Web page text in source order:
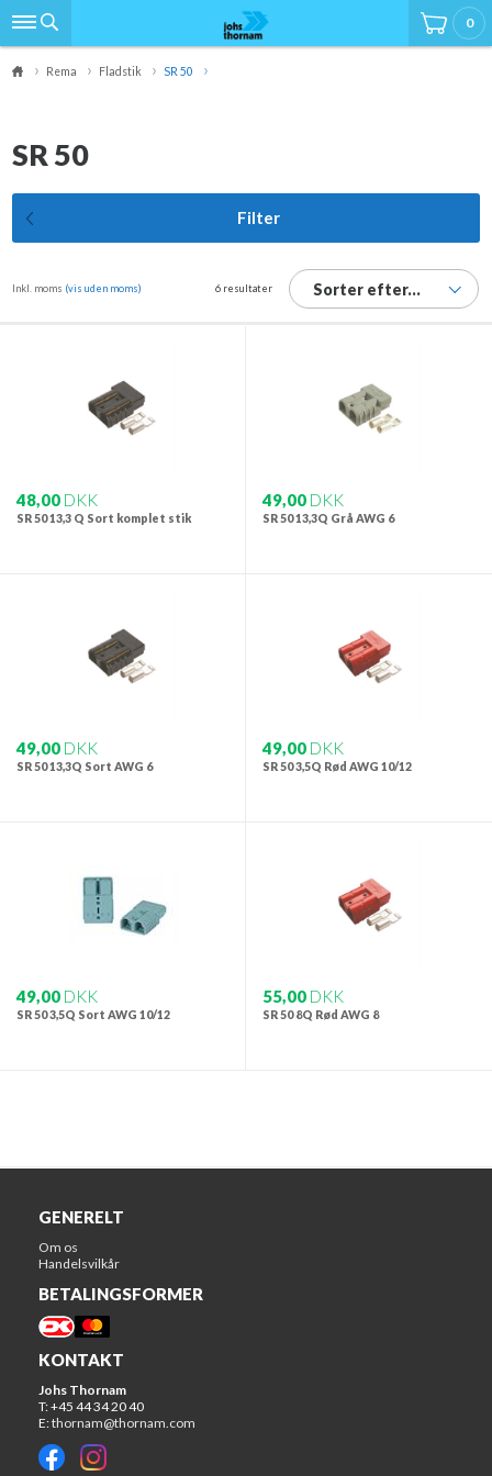
0
Rema Fladstik SR 50
SR 50
Filter
Sorter efter...
6 resultater
Inkl. moms (vis uden moms)
48,00 DKK
SR 50 13,3 Q Sort komplet stik
49,00 DKK
SR 50 13,3Q Grå AWG 6
49,00 DKK
SR 50 13,3Q Sort AWG 6
49,00 DKK
SR 50 3,5Q Rød AWG 10/12
49,00 DKK
SR 50 3,5Q Sort AWG 10/12
55,00 DKK
SR 50 8Q Rød AWG 8
GENERELT
Om os
Handelsvilkår
BETALINGSFORMER
KONTAKT
Johs Thornam
T: +45 44 34 20 40
E:thornam@thornam.com